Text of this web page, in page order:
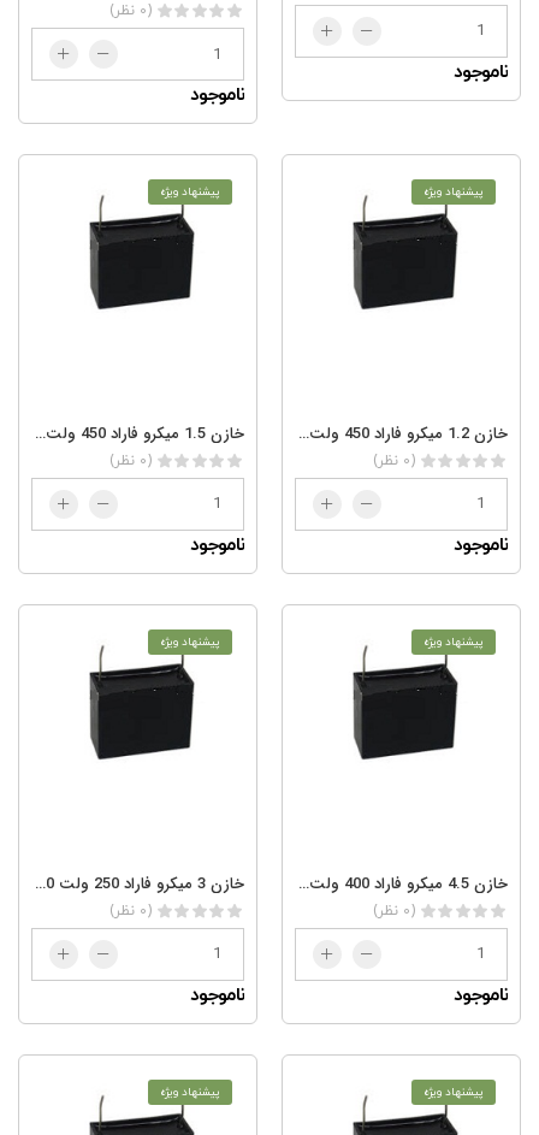
ناموجود
(0 نظر)
ناموجود
پیشنهاد ویژه
خازن 1.2 میکرو فاراد 450 ولت 1.2/450AC
(0 نظر)
ناموجود
پیشنهاد ویژه
خازن 1.5 میکرو فاراد 450 ولت 1.5/450AC
(0 نظر)
ناموجود
پیشنهاد ویژه
خازن 4.5 میکرو فاراد 400 ولت 4.5/400AC
(0 نظر)
ناموجود
پیشنهاد ویژه
خازن 3 میکرو فاراد 250 ولت AC 3/250
(0 نظر)
ناموجود
پیشنهاد ویژه پیشنهاد ویژه